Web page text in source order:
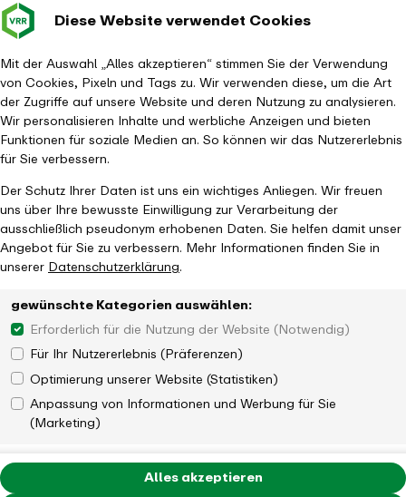
Diese Website verwendet Cookies
Mit der Auswahl „Alles akzeptieren“ stimmen Sie der Verwendung
von Cookies, Pixeln und Tags zu. Wir verwenden diese, um die Art
der Zugriffe auf unsere Website und deren Nutzung zu analysieren.
Wir personalisieren Inhalte und werbliche Anzeigen und bieten
Funktionen für soziale Medien an. So können wir das Nutzererlebnis
für Sie verbessern.
Der Schutz Ihrer Daten ist uns ein wichtiges Anliegen. Wir freuen
uns über Ihre bewusste Einwilligung zur Verarbeitung der
ausschließlich pseudonym erhobenen Daten. Sie helfen damit unser
Angebot für Sie zu verbessern. Mehr Informationen finden Sie in
unsererDatenschutzerklärung.
gewünschte Kategorien auswählen:
Erforderlich für die Nutzung der Website (Notwendig)
Für Ihr Nutzererlebnis (Präferenzen)
Optimierung unserer Website (Statistiken)
Anpassung von Informationen und Werbung für Sie
(Marketing)
Alles akzeptieren
Verkehrsverbund Baustellen im
Leichte
Startseite Aktuelles
Newsroom
Deutschland Abo-Upgrade ein „Dankeschön“ an alle Ticket-
Abonnent:innen